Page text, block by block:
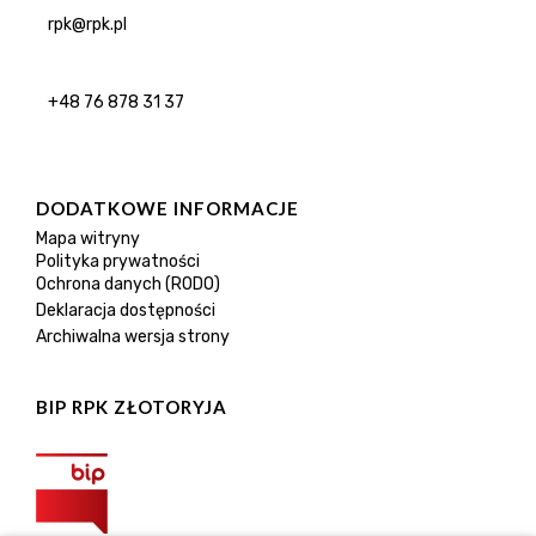
rpk@rpk.pl
+48 76 878 31 37
DODATKOWE INFORMACJE
Mapa witryny
Polityka prywatności
Ochrona danych (RODO)
Deklaracja dostępności
Archiwalna wersja strony
BIP RPK ZŁOTORYJA